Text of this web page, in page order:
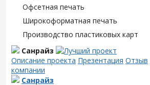
Офсетная печать
Широкоформатная печать
Производство пластиковых карт
Санрайз
Описание проекта Презентация Отзыв
компании
Санрайз